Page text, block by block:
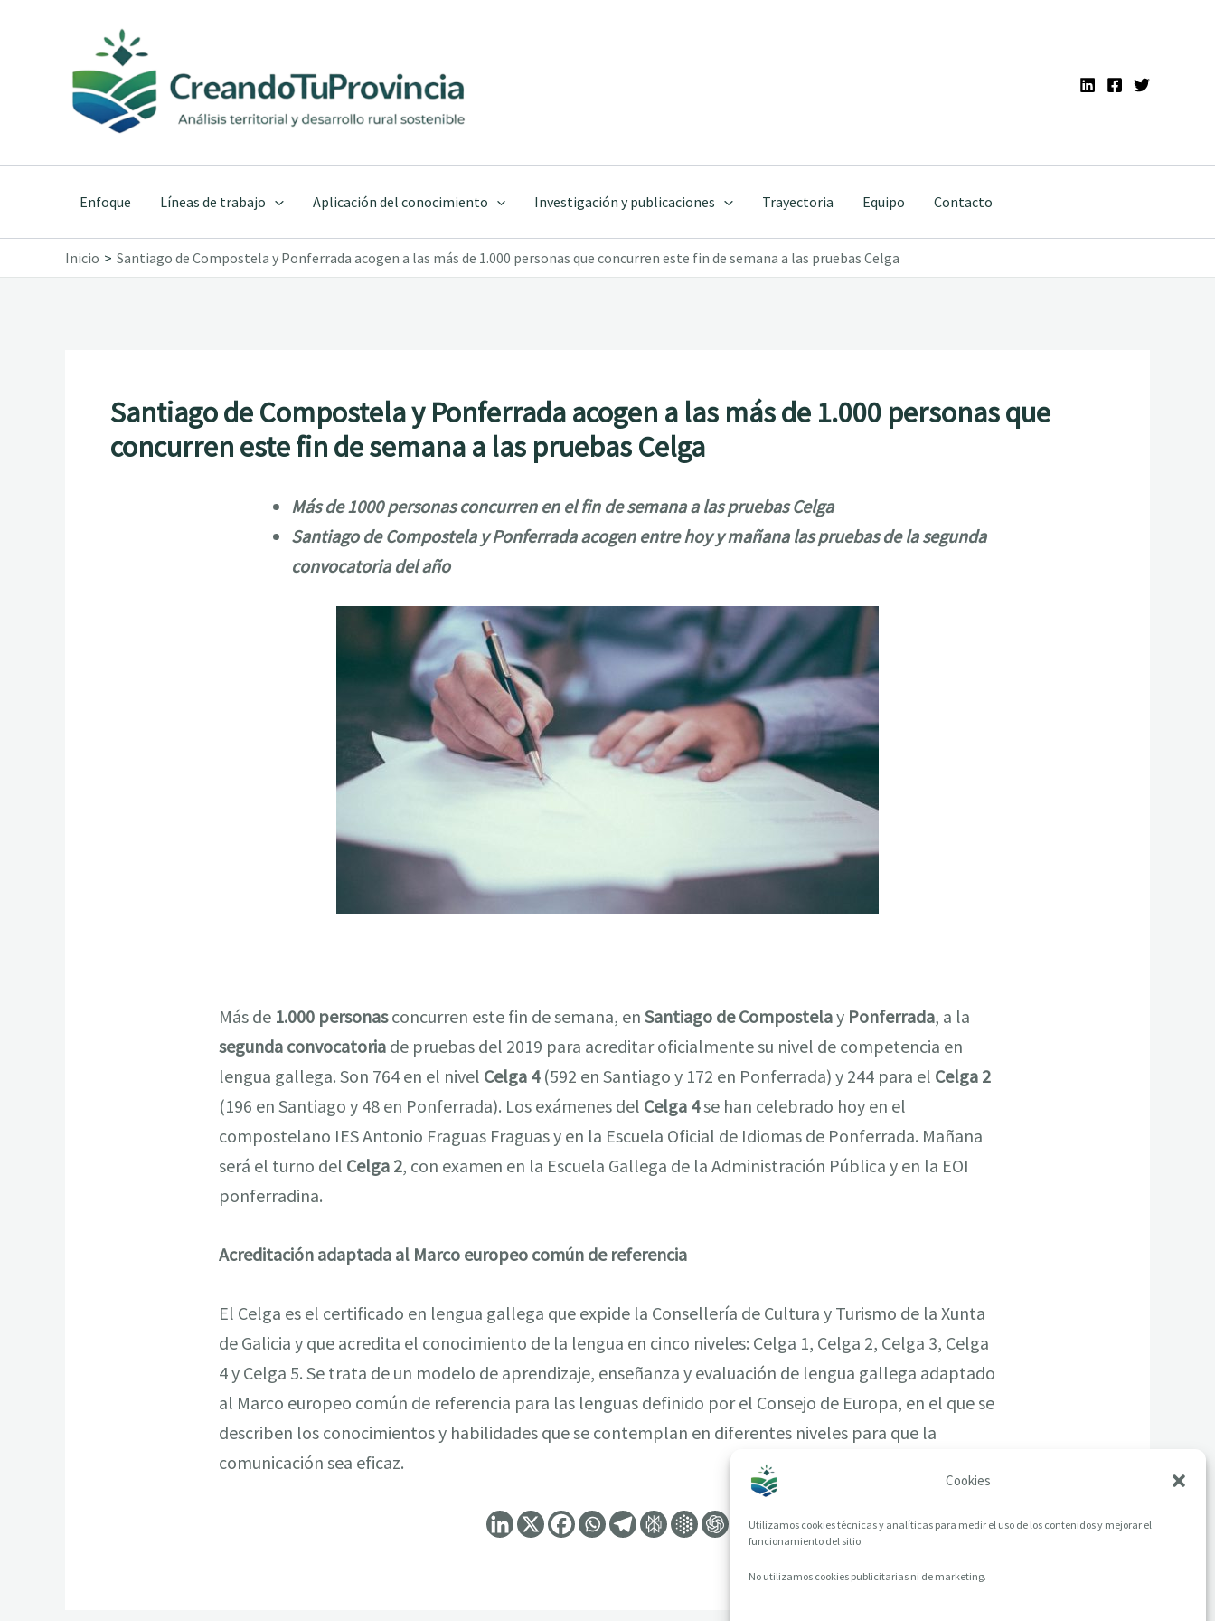
Cookies
Utilizamos cookies técnicas y analíticas para medir el uso de los contenidos y mejorar el
funcionamiento del sitio.
No utilizamos cookies publicitarias ni de marketing.
contenido
Enfoque Líneas de trabajo Aplicación del conocimiento Investigación y publicaciones Trayectoria Equipo Contacto
Inicio Santiago de Compostela y Ponferrada acogen a las más de 1.000 personas que concurren este fin de semana a las pruebas Celga
Santiago de Compostela y Ponferrada acogen a las más de 1.000 personas que
concurren este fin de semana a las pruebas Celga
Más de 1000 personas concurren en el fin de semana a las pruebas Celga
Santiago de Compostela y Ponferrada acogen entre hoy y mañana las pruebas de la segunda
convocatoria del año
Más de 1.000 personasconcurren este fin de semana, en Santiago de Compostelay Ponferrada, a la
segunda convocatoria de pruebas del 2019 para acreditar oficialmente su nivel de competencia en
lengua gallega. Son 764 en el nivel Celga 4(592 en Santiago y 172 en Ponferrada) y 244 para el Celga 2
(196 en Santiago y 48 en Ponferrada). Los exámenes del Celga 4se han celebrado hoy en el
compostelano IES Antonio Fraguas Fraguas y en la Escuela Oficial de Idiomas de Ponferrada. Mañana
será el turno del Celga 2, con examen en la Escuela Gallega de la Administración Pública y en la EOI
ponferradina.
Acreditación adaptada al Marco europeo común de referencia
El Celga es el certificado en lengua gallega que expide la Consellería de Cultura y Turismo de la Xunta
de Galicia y que acredita el conocimiento de la lengua en cinco niveles: Celga 1, Celga 2, Celga 3, Celga
4 y Celga 5. Se trata de un modelo de aprendizaje, enseñanza y evaluación de lengua gallega adaptado
al Marco europeo común de referencia para las lenguas definido por el Consejo de Europa, en el que se
describen los conocimientos y habilidades que se contemplan en diferentes niveles para que la
comunicación sea eficaz.